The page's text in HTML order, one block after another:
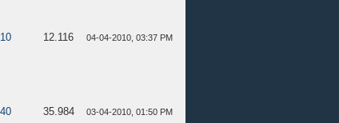
10 12.116 04-04-2010, 03:37 PM
40 35.984 03-04-2010, 01:50 PM